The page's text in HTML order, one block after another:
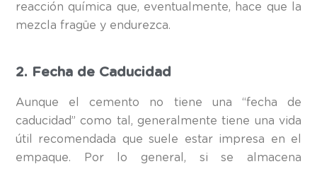
reacción química que, eventualmente, hace que la
mezcla fragüe y endurezca.
2. Fecha de Caducidad
Aunque el cemento no tiene una “fecha de
caducidad” como tal, generalmente tiene una vida
útil recomendada que suele estar impresa en el
empaque. Por lo general, si se almacena